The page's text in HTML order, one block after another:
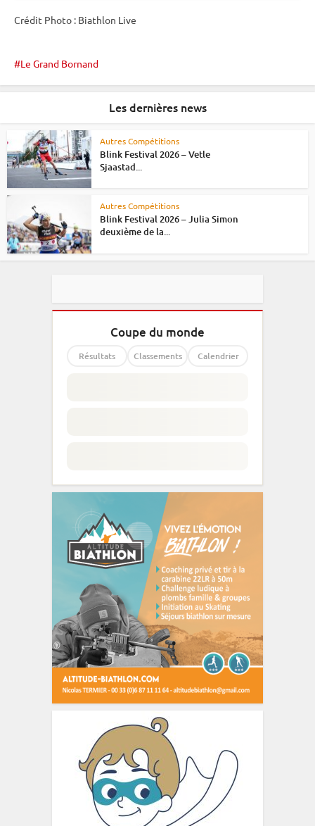
Crédit Photo : Biathlon Live
Le Grand Bornand
Les dernières news
Autres Compétitions
Blink Festival 2026 – Vetle
Sjaastad...
Autres Compétitions
Blink Festival 2026 – Julia Simon
deuxième de la...
Coupe du monde
Résultats Classements Calendrier